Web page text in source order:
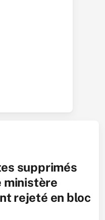
supprimés
ministère
rejeté en bloc